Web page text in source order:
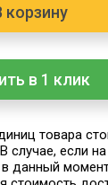
корзину
в 1 клик
товара
случае, если
данный